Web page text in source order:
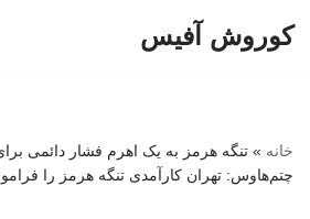
کوروش آفیس
خانه » تنگه هرمز به یک اهرم فشار دائمی
چتم‌هاوس: تهران کارآمدی تنگه هرمز را